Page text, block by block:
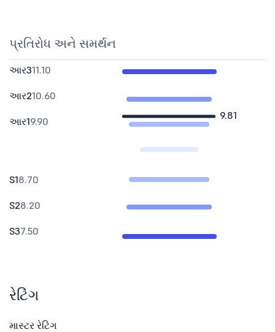
પ્રતિરોધ અને સમર્થન
9.81
આર311.10
આર210.60
આર19.90
S18.70
S28.20
S37.50
રેટિંગ
માસ્ટર રેટિંગ